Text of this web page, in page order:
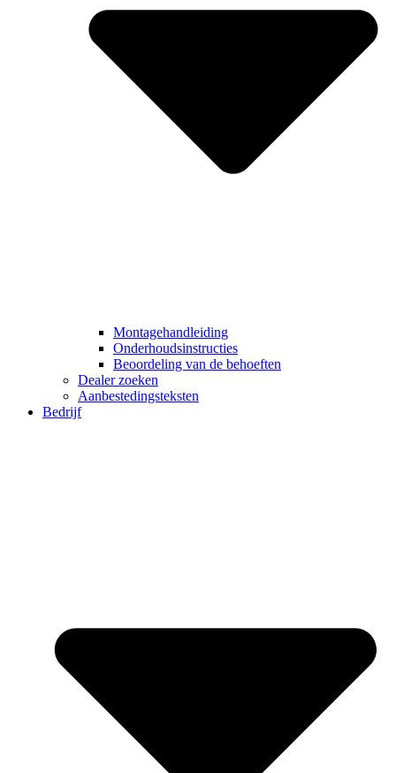
Montagehandleiding
Onderhoudsinstructies
Beoordeling van de behoeften
Dealer zoeken
Aanbestedingsteksten
Bedrijf